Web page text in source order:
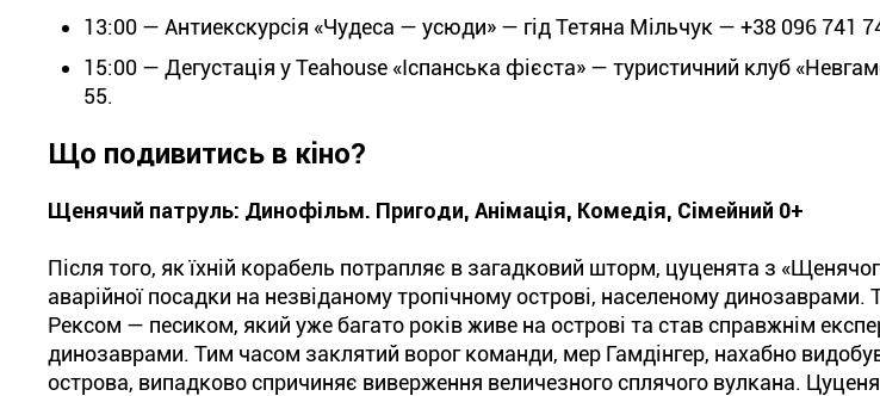
13:00 — Антиекскурсія «Чудеса — усюди» — гід Тетяна Мільчук — +38 096 741
15:00 — Дегустація у Теаhouse «Іспанська фієста» — туристичний клуб
55.
Що подивитись в кіно?
Щенячий патруль: Динофільм. Пригоди, Анімація, Комедія, Сімейний 0+
Після того, як їхній корабель потрапляє в загадковий шторм, цуценята з
аварійної посадки на незвіданому тропічному острові, населеному
Рексом — песиком, який уже багато років живе на острові та став справжнім
динозаврами. Тим часом заклятий ворог команди, мер Гамдінгер, нахабно
острова, випадково спричиняє виверження величезного сплячого вулкана.